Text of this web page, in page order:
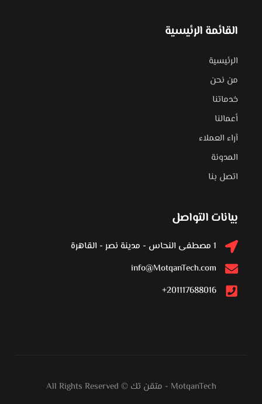
القائمة الرئيسية
الرئيسية
من نحن
خدماتنا
أعمالنا
آراء العملاء
المدونة
اتصل بنا
بيانات التواصل
1 مصطفى النحاس - مدينة نصر - القاهرة
info@MotqanTech.com
201117688016+
All Rights Reserved © متقن تك - MotqanTech